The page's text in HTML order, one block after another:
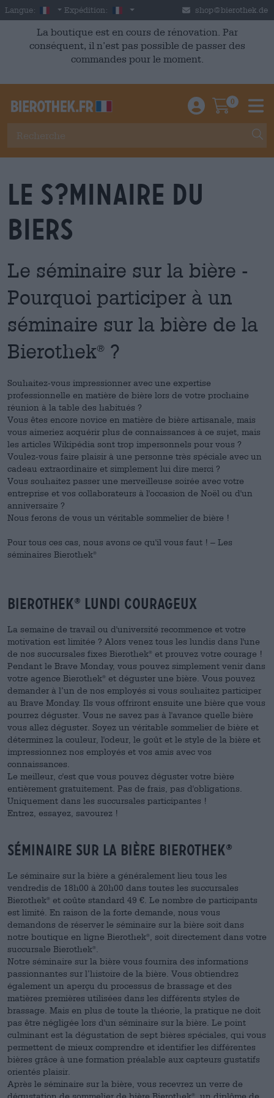
Skip to main content
Langue: French
Expédition: France shop@bierothek.de
La boutique est en cours de rénovation. Par
conséquent, il n’est pas possible de passer des
commandes pour le moment.
Einloggen /
0
Le s?minaire du
Biers
Le séminaire sur la bière -
Pourquoi participer à un
séminaire sur la bière de la
Bierothek® ?
Souhaitez-vous impressionner avec une expertise
professionnelle en matière de bière lors de votre prochaine
réunion à la table des habitués ?
Vous êtes encore novice en matière de bière artisanale, mais
vous aimeriez acquérir plus de connaissances à ce sujet, mais
les articles Wikipédia sont trop impersonnels pour vous ?
Voulez-vous faire plaisir à une personne très spéciale avec un
cadeau extraordinaire et simplement lui dire merci ?
Vous souhaitez passer une merveilleuse soirée avec votre
entreprise et vos collaborateurs à l'occasion de Noël ou d'un
anniversaire ?
Nous ferons de vous un véritable sommelier de bière !
Pour tous ces cas, nous avons ce qu'il vous faut ! – Les
séminaires Bierothek®
Bierothek® Lundi courageux
La semaine de travail ou d'université recommence et votre
motivation est limitée ? Alors venez tous les lundis dans l'une
de nos succursales fixes Bierothek®
et prouvez votre courage !
Pendant le Brave Monday, vous pouvez simplement venir dans
votre agence Bierothek®
et déguster une bière. Vous pouvez
demander à l’un de nos employés si vous souhaitez participer
au Brave Monday. Ils vous offriront ensuite une bière que vous
pourrez déguster. Vous ne savez pas à l'avance quelle bière
vous allez déguster. Soyez un véritable sommelier de bière et
déterminez la couleur, l'odeur, le goût et le style de la bière et
impressionnez nos employés et vos amis avec vos
connaissances.
Le meilleur, c'est que vous pouvez déguster votre bière
entièrement gratuitement. Pas de frais, pas d'obligations.
Uniquement dans les succursales participantes !
Entrez, essayez, savourez !
Séminaire sur la bière Bierothek®
Le séminaire sur la bière a généralement lieu tous les
vendredis de 18h00 à 20h00 dans toutes les succursales
Bierothek®
et coûte standard 49 €. Le nombre de participants
est limité. En raison de la forte demande, nous vous
demandons de réserver le séminaire sur la bière soit dans
notre boutique en ligne Bierothek®
, soit directement dans votre
succursale Bierothek®
Notre séminaire sur la bière vous fournira des informations
passionnantes sur l’histoire de la bière. Vous obtiendrez
également un aperçu du processus de brassage et des
matières premières utilisées dans les différents styles de
brassage. Mais en plus de toute la théorie, la pratique ne doit
pas être négligée lors d'un séminaire sur la bière. Le point
culminant est la dégustation de sept bières spéciales, qui vous
permettent de mieux comprendre et identifier les différentes
bières grâce à une formation préalable aux capteurs gustatifs
orientés plaisir.
Après le séminaire sur la bière, vous recevrez un verre de
dégustation de sommelier de bière Bierothek®
, un diplôme de